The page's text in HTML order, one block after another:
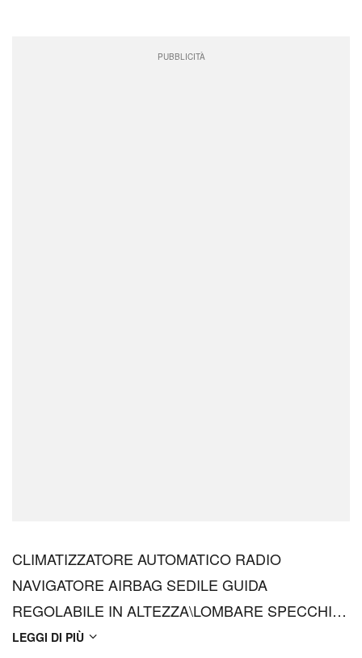
PUBBLICITÀ
CLIMATIZZATORE AUTOMATICO RADIO
NAVIGATORE AIRBAG SEDILE GUIDA
REGOLABILE IN ALTEZZA\LOMBARE SPECCHI
RETROVISORI ESTERNI ELETTRICI
LEGGI DI PIÙ